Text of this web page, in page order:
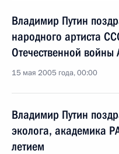
Владимир Путин
народного артиста
Отечественной
15 мая 2005 года, 00:00
Владимир Путин
эколога, академика
летием